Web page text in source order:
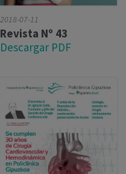
2018-07-11
Revista Nº 43
Descargar PDF